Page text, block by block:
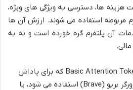
هزینه ها، دسترسی به ویژگی های ویژه،
مربوطه استفاده می شوند. ارزش آن ها
آن پلتفرم گره خورده است و نه به
توکن Basic Attention Token (BAT) که برای پاداش
دهی به کاربران در مرورگر بریو (Brave) استفاده می شود، یا